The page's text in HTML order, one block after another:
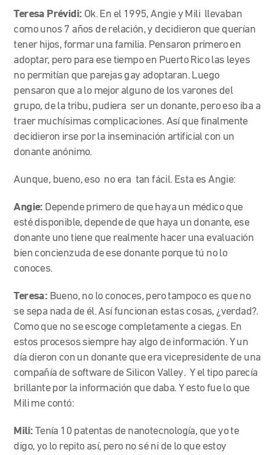
Teresa Prévidi: Ok. En el 1995, Angie y Mili llevaban
como unos 7 años de relación, y decidieron que querían
tener hijos, formar una familia. Pensaron primero en
adoptar, pero para ese tiempo en Puerto Rico las leyes
no permitían que parejas gay adoptaran. Luego
pensaron que a lo mejor alguno de los varones del
grupo, de la tribu, pudiera ser un donante, pero eso iba a
traer muchísimas complicaciones. Así que finalmente
decidieron irse por la inseminación artificial con un
donante anónimo.
Aunque, bueno, eso no era tan fácil. Esta es Angie:
Angie: Depende primero de que haya un médico que
esté disponible, depende de que haya un donante, ese
donante uno tiene que realmente hacer una evaluación
bien concienzuda de ese donante porque tú no lo
conoces.
Teresa: Bueno, no lo conoces, pero tampoco es que no
se sepa nada de él. Así funcionan estas cosas, ¿verdad?.
Como que no se escoge completamente a ciegas. En
estos procesos siempre hay algo de información. Y un
día dieron con un donante que era vicepresidente de una
compañía de software de Silicon Valley. Y el tipo parecía
brillante por la información que daba. Y esto fue lo que
Mili me contó:
Mili: Tenía 10 patentas de nanotecnología, que yo te
digo, yo lo repito así, pero no sé ni de lo que estoy